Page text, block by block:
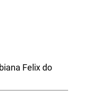
Felix do